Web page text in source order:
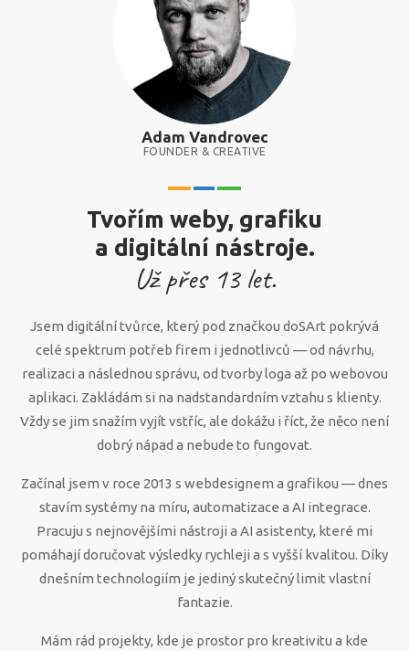
Adam Vandrovec
FOUNDER & CREATIVE
Tvořím weby, grafiku
a digitální nástroje.
Už přes 13let.
Jsem digitální tvůrce, který pod značkou doSArt pokrývá
celé spektrum potřeb firem i jednotlivců — od návrhu,
realizaci a následnou správu, od tvorby loga až po webovou
aplikaci. Zakládám si na nadstandardním vztahu s klienty.
Vždy se jim snažím vyjít vstříc, ale dokážu i říct, že něco není
dobrý nápad a nebude to fungovat.
Začínal jsem v roce 2013 s webdesignem a grafikou — dnes
stavím systémy na míru, automatizace a AI integrace.
Pracuju s nejnovějšími nástroji a AI asistenty, které mi
pomáhají doručovat výsledky rychleji a s vyšší kvalitou. Díky
dnešním technologiím je jediný skutečný limit vlastní
fantazie.
Mám rád projekty, kde je prostor pro kreativitu a kde